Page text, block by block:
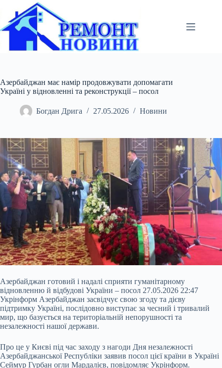
вмісту
Азербайджан має намір продовжувати допомагати
Україні у відновленні та реконструкції – посол
Богдан Дрига 27.05.2026 Новини
Азербайджан готовий і надалі сприяти гуманітарному
відновленню й відбудові України – посол 27.05.2026 22:47
Укрінформ Азербайджан засвідчує свою згоду та дієву
підтримку Україні, послідовно виступає за чесний і тривалий
мир, що базується на територіальній непорушності та
незалежності нашої держави.
Про це у Києві під час заходу з нагоди Дня незалежності
Азербайджанської Республіки заявив посол цієї країни в Україні
Сеймур Гурбан огли Мардалієв, повідомляє Укрінформ.